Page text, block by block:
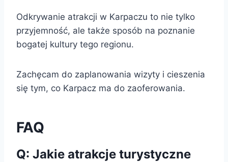
Odkrywanie atrakcji w Karpaczu to nie tylko
przyjemność, ale także sposób na poznanie
bogatej kultury tego regionu.
Zachęcam do zaplanowania wizyty i cieszenia
się tym, co Karpacz ma do zaoferowania.
FAQ
Q: Jakie atrakcje turystyczne